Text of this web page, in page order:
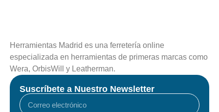
Herramientas Madrid es una ferretería online
especializada en herramientas de primeras marcas como
Wera, OrbisWill y Leatherman.
Suscríbete a Nuestro Newsletter